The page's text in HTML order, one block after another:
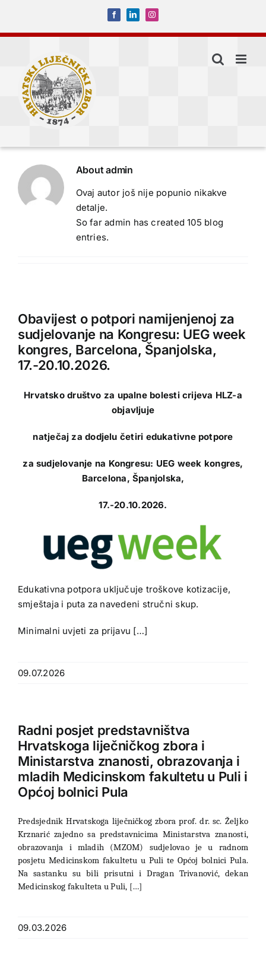
content
FacebookLinkedInInstagram
Aboutadmin
Ovaj autor još nije popunio nikakve
detalje.
So far admin has created 105 blog
entries.
Obavijest o potpori namijenjenoj za
sudjelovanje na Kongresu: UEG week
kongres, Barcelona, Španjolska,
17.-20.10.2026.
Hrvatsko društvo za upalne bolesti crijeva HLZ-a
objavljuje
natječaj za dodjelu četiri edukativne potpore
za sudjelovanje na Kongresu: UEG week kongres,
Barcelona, Španjolska,
17.-20.10.2026.
Edukativna potpora uključuje troškove kotizacije,
smještaja i puta za navedeni stručni skup.
Minimalni uvjeti za prijavu […]
09.07.2026
Radni posjet predstavništva
Hrvatskoga liječničkog zbora i
Ministarstva znanosti, obrazovanja i
mladih Medicinskom fakultetu u Puli i
Općoj bolnici Pula
Predsjednik Hrvatskoga liječničkog zbora prof. dr. sc. Željko
Krznarić zajedno sa predstavnicima Ministarstva znanosti,
obrazovanja i mladih (MZOM) sudjelovao je u radnom
posjetu Medicinskom fakultetu u Puli te Općoj bolnici Pula.
Na sastanku su bili prisutni i Dragan Trivanović, dekan
Medicinskog fakulteta u Puli, […]
09.03.2026